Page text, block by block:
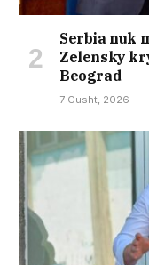
Serbia nuk
Zelensky
Beograd
7 Gusht, 2026